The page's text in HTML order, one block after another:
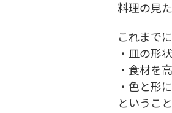
料理の見
これまで
・皿の形
・食材を
・色と形
ということ